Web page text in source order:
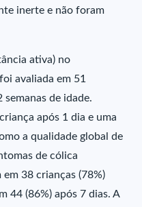
inerte e não foram
ativa) no
avaliada em 51
de idade.
após 1 dia e uma
a qualidade global de
de cólica
38 crianças (78%)
44 (86%) após 7 dias. A